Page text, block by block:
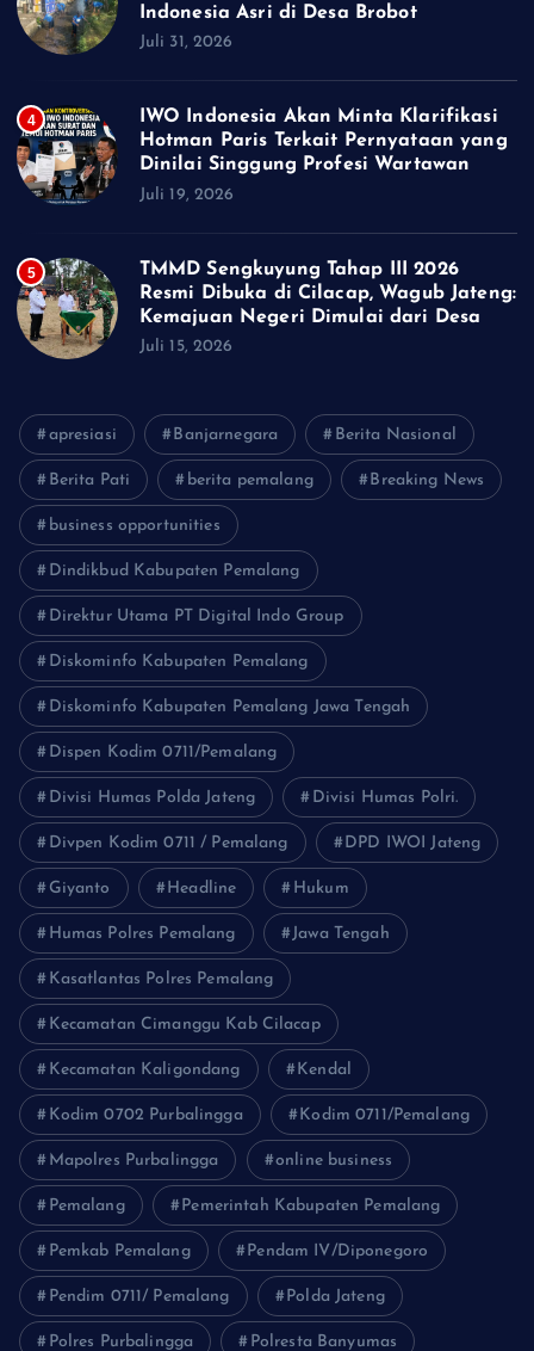
Indonesia Asri di Desa Brobot
Juli 31, 2026
4
IWO Indonesia Akan Minta Klarifikasi
Hotman Paris Terkait Pernyataan yang
Dinilai Singgung Profesi Wartawan
Juli 19, 2026
5
TMMD Sengkuyung Tahap III 2026
Resmi Dibuka di Cilacap, Wagub Jateng:
Kemajuan Negeri Dimulai dari Desa
Juli 15, 2026
apresiasi Banjarnegara Berita Nasional
Berita Pati berita pemalang Breaking News
business opportunities
Dindikbud Kabupaten Pemalang
Direktur Utama PT Digital Indo Group
Diskominfo Kabupaten Pemalang
Diskominfo Kabupaten Pemalang Jawa Tengah
Dispen Kodim 0711/Pemalang
Divisi Humas Polda Jateng Divisi Humas Polri.
Divpen Kodim 0711 / Pemalang DPD IWOI Jateng
Giyanto Headline Hukum
Humas Polres Pemalang Jawa Tengah
Kasatlantas Polres Pemalang
Kecamatan Cimanggu Kab Cilacap
Kecamatan Kaligondang Kendal
Kodim 0702 Purbalingga Kodim 0711/Pemalang
Mapolres Purbalingga online business
Pemalang Pemerintah Kabupaten Pemalang
Pemkab Pemalang Pendam IV/Diponegoro
Pendim 0711/ Pemalang Polda Jateng
Polres Purbalingga Polresta Banyumas